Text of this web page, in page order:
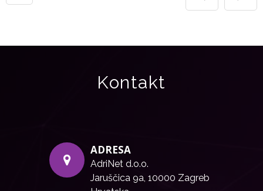
Kontakt
ADRESA
AdriNet d.o.o.
Jaruščica 9a, 10000 Zagreb